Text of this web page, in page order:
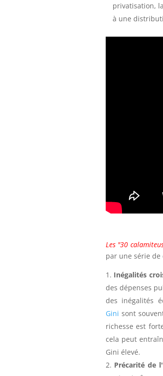
privatisation,
à une
Les "30
par une série de
Inégalités
des dépenses
des inégalités
Gini sont
richesse est
cela peut
Gini élevé.
Précarité de